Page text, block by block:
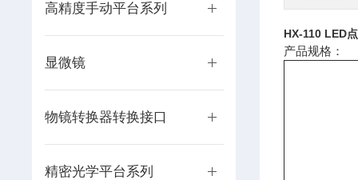
高精度手动平台系列
显微镜
物镜转换器转换接口
精密光学平台系列
HX-110 LED
产品规格：